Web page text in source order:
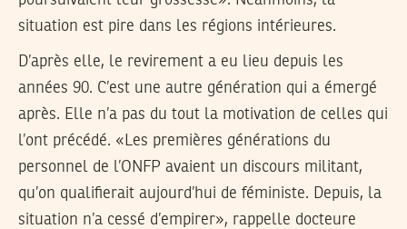
situation est pire dans les régions intérieures.
D’après elle, le revirement a eu lieu depuis les
années 90. C’est une autre génération qui a émergé
après. Elle n’a pas du tout la motivation de celles qui
l’ont précédé. «Les premières générations du
personnel de l’ONFP avaient un discours militant,
qu’on qualifierait aujourd’hui de féministe. Depuis, la
situation n’a cessé d’empirer», rappelle docteure